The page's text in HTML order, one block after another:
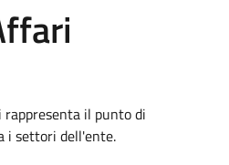
il punto di
i settori dell'ente.